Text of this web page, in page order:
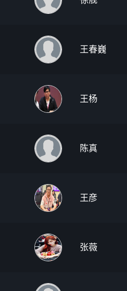
王春巍
王杨
陈真
王彦
张薇